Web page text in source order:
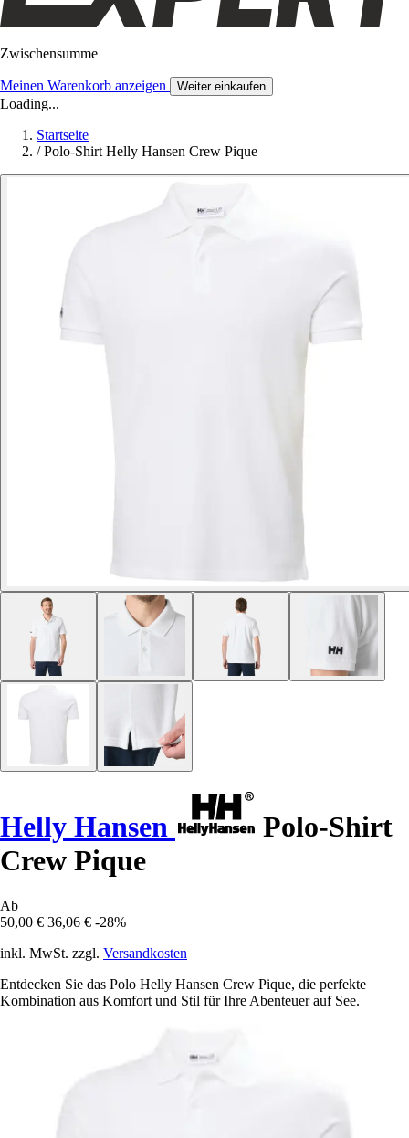
Zwischensumme
Meinen Warenkorb anzeigen Weiter einkaufen
Loading...
Startseite
/ Polo-Shirt Helly Hansen Crew Pique
Helly Hansen
Polo-Shirt
Crew Pique
Ab
50,00 € 36,06 € -28%
inkl. MwSt. zzgl. Versandkosten
Entdecken Sie das Polo Helly Hansen Crew Pique, die perfekte
Kombination aus Komfort und Stil für Ihre Abenteuer auf See.